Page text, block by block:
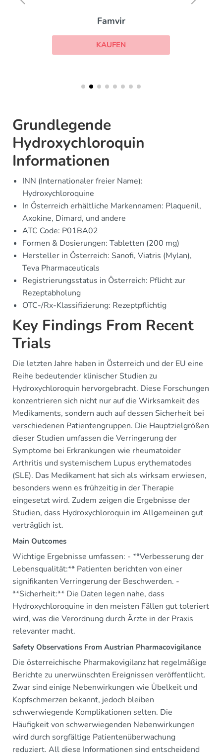
Famvir
KAUFEN
Grundlegende
Hydroxychloroquin
Informationen
INN (Internationaler freier Name):
Hydroxychloroquine
In Österreich erhältliche Markennamen: Plaquenil,
Axokine, Dimard, und andere
ATC Code: P01BA02
Formen & Dosierungen: Tabletten (200 mg)
Hersteller in Österreich: Sanofi, Viatris (Mylan),
Teva Pharmaceuticals
Registrierungsstatus in Österreich: Pflicht zur
Rezeptabholung
OTC-/Rx-Klassifizierung: Rezeptpflichtig
Key Findings From Recent
Trials
Die letzten Jahre haben in Österreich und der EU eine
Reihe bedeutender klinischer Studien zu
Hydroxychloroquin hervorgebracht. Diese Forschungen
konzentrieren sich nicht nur auf die Wirksamkeit des
Medikaments, sondern auch auf dessen Sicherheit bei
verschiedenen Patientengruppen. Die Hauptzielgrößen
dieser Studien umfassen die Verringerung der
Symptome bei Erkrankungen wie rheumatoider
Arthritis und systemischem Lupus erythematodes
(SLE). Das Medikament hat sich als wirksam erwiesen,
besonders wenn es frühzeitig in der Therapie
eingesetzt wird. Zudem zeigen die Ergebnisse der
Studien, dass Hydroxychloroquin im Allgemeinen gut
verträglich ist.
Main Outcomes
Wichtige Ergebnisse umfassen: - **Verbesserung der
Lebensqualität:** Patienten berichten von einer
signifikanten Verringerung der Beschwerden. -
**Sicherheit:** Die Daten legen nahe, dass
Hydroxychloroquine in den meisten Fällen gut toleriert
wird, was die Verordnung durch Ärzte in der Praxis
relevanter macht.
Safety Observations From Austrian Pharmacovigilance
Die österreichische Pharmakovigilanz hat regelmäßige
Berichte zu unerwünschten Ereignissen veröffentlicht.
Zwar sind einige Nebenwirkungen wie Übelkeit und
Kopfschmerzen bekannt, jedoch bleiben
schwerwiegende Komplikationen selten. Die
Häufigkeit von schwerwiegenden Nebenwirkungen
wird durch sorgfältige Patientenüberwachung
reduziert. All diese Informationen sind entscheidend